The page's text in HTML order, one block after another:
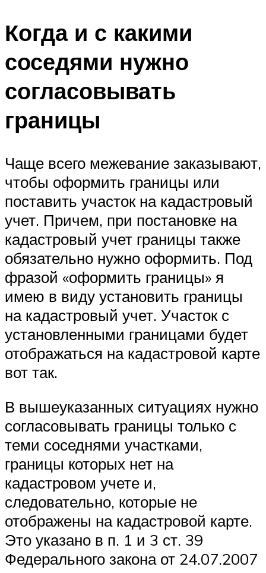
Когда и с какими
соседями нужно
согласовывать
границы
Чаще всего межевание заказывают,
чтобы оформить границы или
поставить участок на кадастровый
учет. Причем, при постановке на
кадастровый учет границы также
обязательно нужно оформить. Под
фразой «оформить границы» я
имею в виду установить границы
на кадастровый учет. Участок с
установленными границами будет
отображаться на кадастровой карте
вот так.
В вышеуказанных ситуациях нужно
согласовывать границы только с
теми соседнями участками,
границы которых нет на
кадастровом учете и,
следовательно, которые не
отображены на кадастровой карте.
Это указано в п. 1 и 3 ст. 39
Федерального закона от 24.07.2007